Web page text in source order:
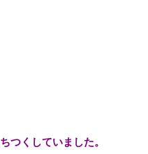
つくしていました。